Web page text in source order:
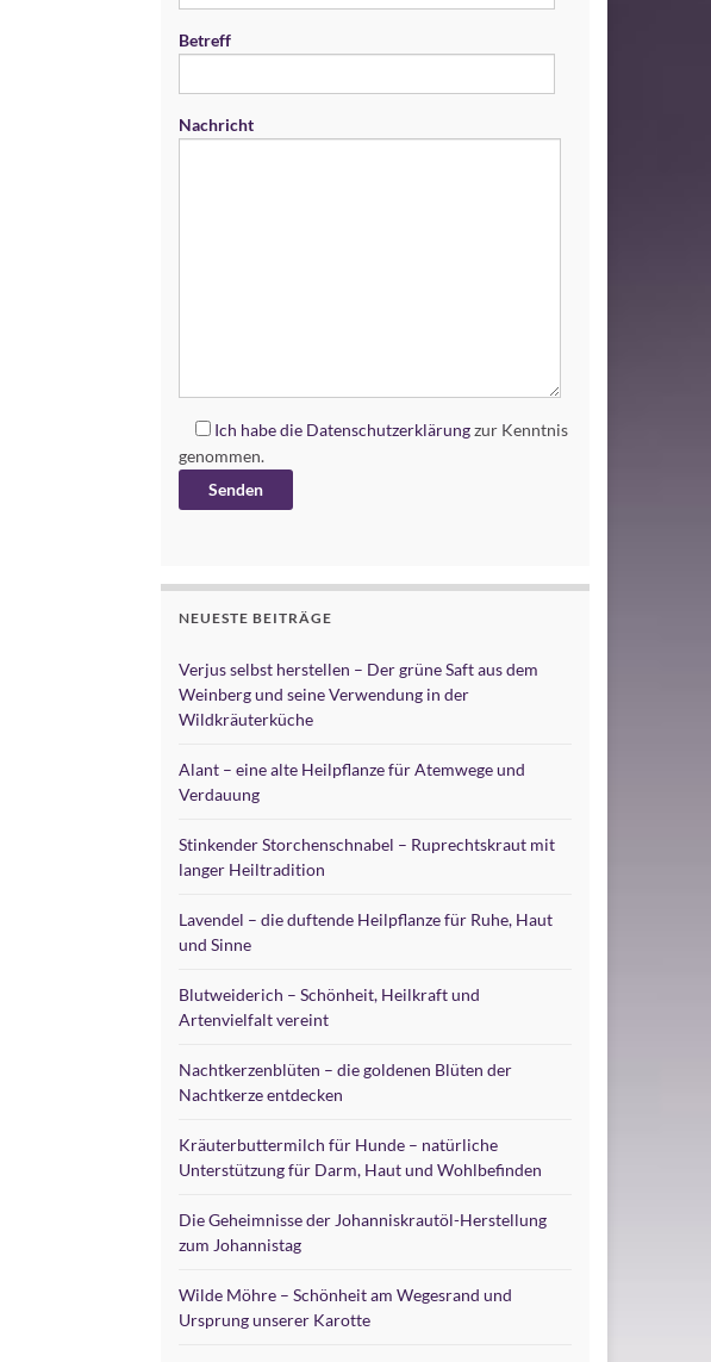
Betreff
Nachricht
Ich habe die Datenschutzerklärungzur Kenntnis
genommen.
NEUESTE BEITRÄGE
Verjus selbst herstellen – Der grüne Saft aus dem
Weinberg und seine Verwendung in der
Wildkräuterküche
Alant – eine alte Heilpflanze für Atemwege und
Verdauung
Stinkender Storchenschnabel – Ruprechtskraut mit
langer Heiltradition
Lavendel – die duftende Heilpflanze für Ruhe, Haut
und Sinne
Blutweiderich – Schönheit, Heilkraft und
Artenvielfalt vereint
Nachtkerzenblüten – die goldenen Blüten der
Nachtkerze entdecken
Kräuterbuttermilch für Hunde – natürliche
Unterstützung für Darm, Haut und Wohlbefinden
Die Geheimnisse der Johanniskrautöl-Herstellung
zum Johannistag
Wilde Möhre – Schönheit am Wegesrand und
Ursprung unserer Karotte